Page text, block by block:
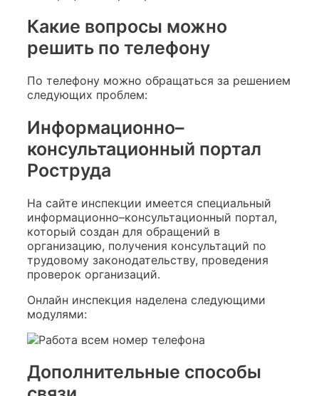
Какие вопросы можно
решить по телефону
По телефону можно обращаться за решением
следующих проблем:
Информационно–
консультационный портал
Роструда
На сайте инспекции имеется специальный
информационно–консультационный портал,
который создан для обращений в
организацию, получения консультаций по
трудовому законодательству, проведения
проверок организаций.
Онлайн инспекция наделена следующими
модулями:
Дополнительные способы